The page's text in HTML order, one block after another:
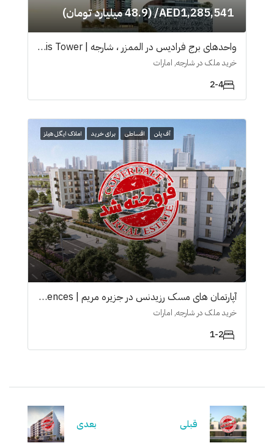
AED1,285,541/ (48.9 میلیارد تومان)
واحدهای برج فرادیس در الممزر ، شارجه | Faradis Tower
خرید ملک در شارجه, امارات
2-4
آف پلن اقساطی برای خرید املاک ایگل هیلز
آپارتمان های مسک رزیدنس در جزیرە مریم | Mesk Residences
خرید ملک در شارجه, امارات
1-2
قبلی بعدی